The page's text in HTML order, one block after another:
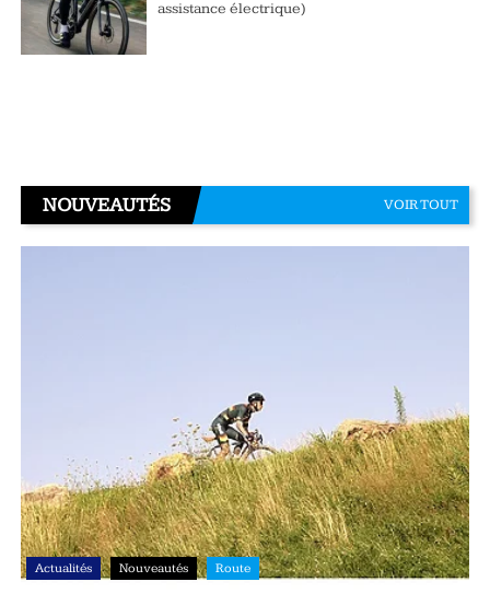
assistance électrique)
NOUVEAUTÉS VOIR TOUT
Actualités Nouveautés Route